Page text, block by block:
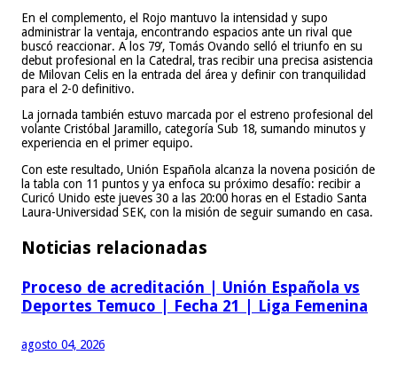
En el complemento, el Rojo mantuvo la intensidad y supo
administrar la ventaja, encontrando espacios ante un rival que
buscó reaccionar. A los 79’, Tomás Ovando selló el triunfo en su
debut profesional en la Catedral, tras recibir una precisa asistencia
de Milovan Celis en la entrada del área y definir con tranquilidad
para el 2-0 definitivo.
La jornada también estuvo marcada por el estreno profesional del
volante Cristóbal Jaramillo, categoría Sub 18, sumando minutos y
experiencia en el primer equipo.
Con este resultado, Unión Española alcanza la novena posición de
la tabla con 11 puntos y ya enfoca su próximo desafío: recibir a
Curicó Unido este jueves 30 a las 20:00 horas en el Estadio Santa
Laura-Universidad SEK, con la misión de seguir sumando en casa.
Noticias relacionadas
Proceso de acreditación | Unión Española vs
Deportes Temuco | Fecha 21 | Liga Femenina
agosto 04, 2026